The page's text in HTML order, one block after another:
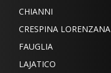
CHIANNI
CRESPINA LORENZANA
FAUGLIA
LAJATICO